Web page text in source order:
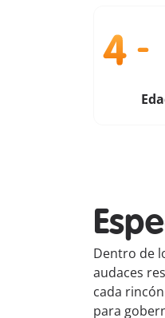
Dentro de
audaces
cada
para